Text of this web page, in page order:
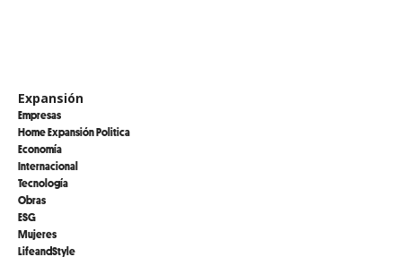
Expansión
Empresas
Home Expansión Politica
Economía
Internacional
Tecnología
Obras
ESG
Mujeres
LifeandStyle